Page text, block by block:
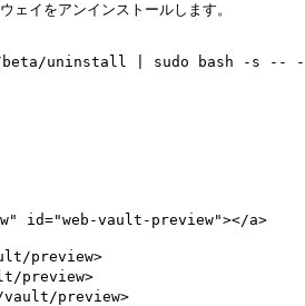
イをアンインストールします。
beta/uninstall | sudo bash -s --
id="web-vault-preview"></a>
preview>
preview>
preview>